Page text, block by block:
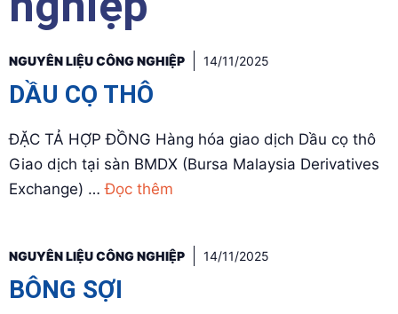
NGUYÊN LIỆU CÔNG NGHIỆP 14/11/2025
DẦU CỌ THÔ
ĐẶC TẢ HỢP ĐỒNG Hàng hóa giao dịch Dầu cọ thô
Giao dịch tại sàn BMDX (Bursa Malaysia Derivatives
Exchange) …Đọc thêm
NGUYÊN LIỆU CÔNG NGHIỆP 14/11/2025
BÔNG SỢI